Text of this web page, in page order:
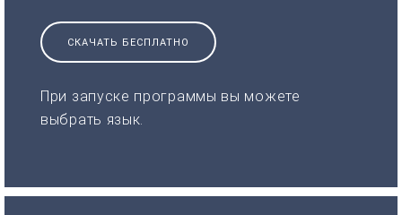
СКАЧАТЬ БЕСПЛАТНО
При запуске программы вы можете
выбрать язык.